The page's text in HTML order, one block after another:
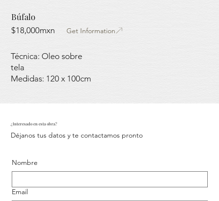
Búfalo
$18,000mxn Get Information
Técnica: Oleo sobre
tela
Medidas: 120 x 100cm
¿Interesado en esta obra?
Déjanos tus datos y te contactamos pronto
Nombre
Email